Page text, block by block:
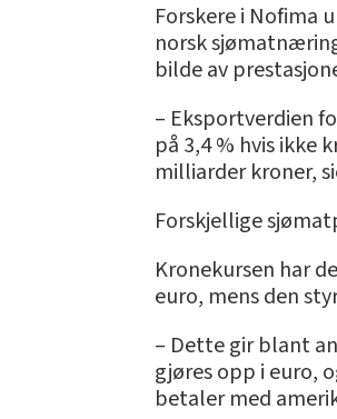
Forskere i Nofima
norsk
bilde av
– Eksportverdien
på 3,4 % hvis ikke
milliarder kroner,
Forskjellige
Kronekursen har
euro, mens den
– Dette gir blant
gjøres opp i euro,
betaler med